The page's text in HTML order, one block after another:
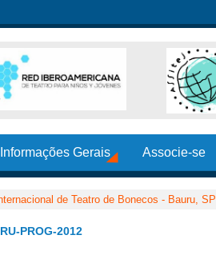
Informações Gerais Associe-se
de Teatro de Bonecos - Bauru, SP
PROG-2012